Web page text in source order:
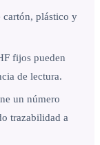
cartón, plástico y
fijos pueden
de lectura.
un número
trazabilidad a